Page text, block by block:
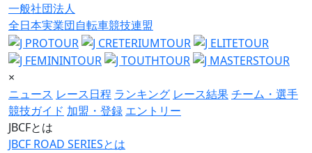
一般社団法人
全日本実業団自転車競技連盟
×
ニュース レース日程 ランキング レース結果チーム・選手
競技ガイド 加盟・登録 エントリー
JBCFとは
JBCF ROAD SERIESとは